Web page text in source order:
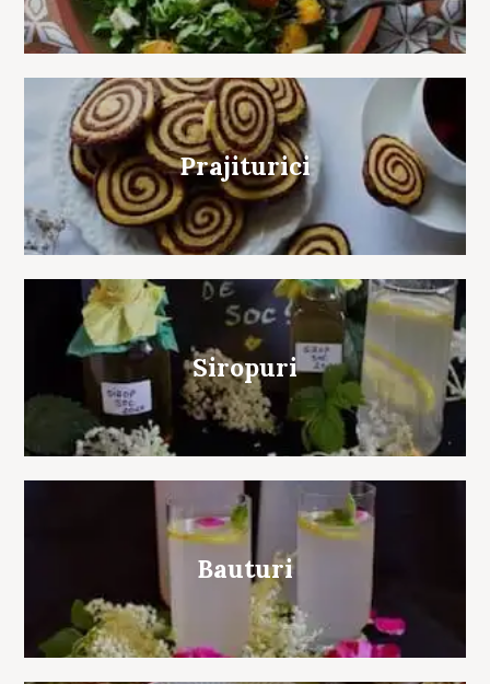
Prajiturici
Siropuri
Bauturi